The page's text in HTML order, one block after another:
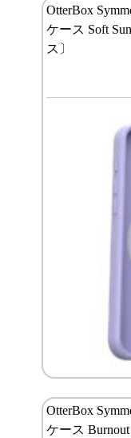
OtterBox
ケース Soft
ス〕
OtterBox
ケース